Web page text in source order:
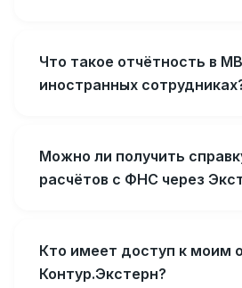
Что такое отчётность в
иностранных
Можно ли получить
расчётов с ФНС через
Кто имеет доступ к моим
Контур.Экстерн?